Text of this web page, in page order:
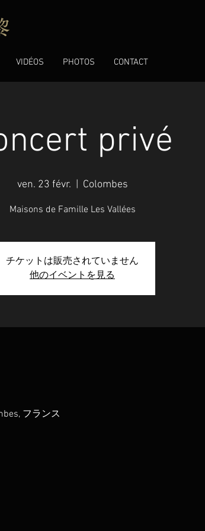
VIDÉOS PHOTOS CONTACT
privé
ven. 23 févr. Colombes
Maisons de Famille Les Vallées
チケットは販売されていません
他のイベントを見る
フランス